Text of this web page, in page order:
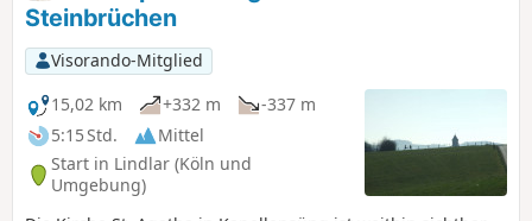
Steinbrüchen
Visorando-Mitglied
15,02 km
+332 m
-337 m
5:15 Std.
Mittel
Start in Lindlar (Köln und
Umgebung)